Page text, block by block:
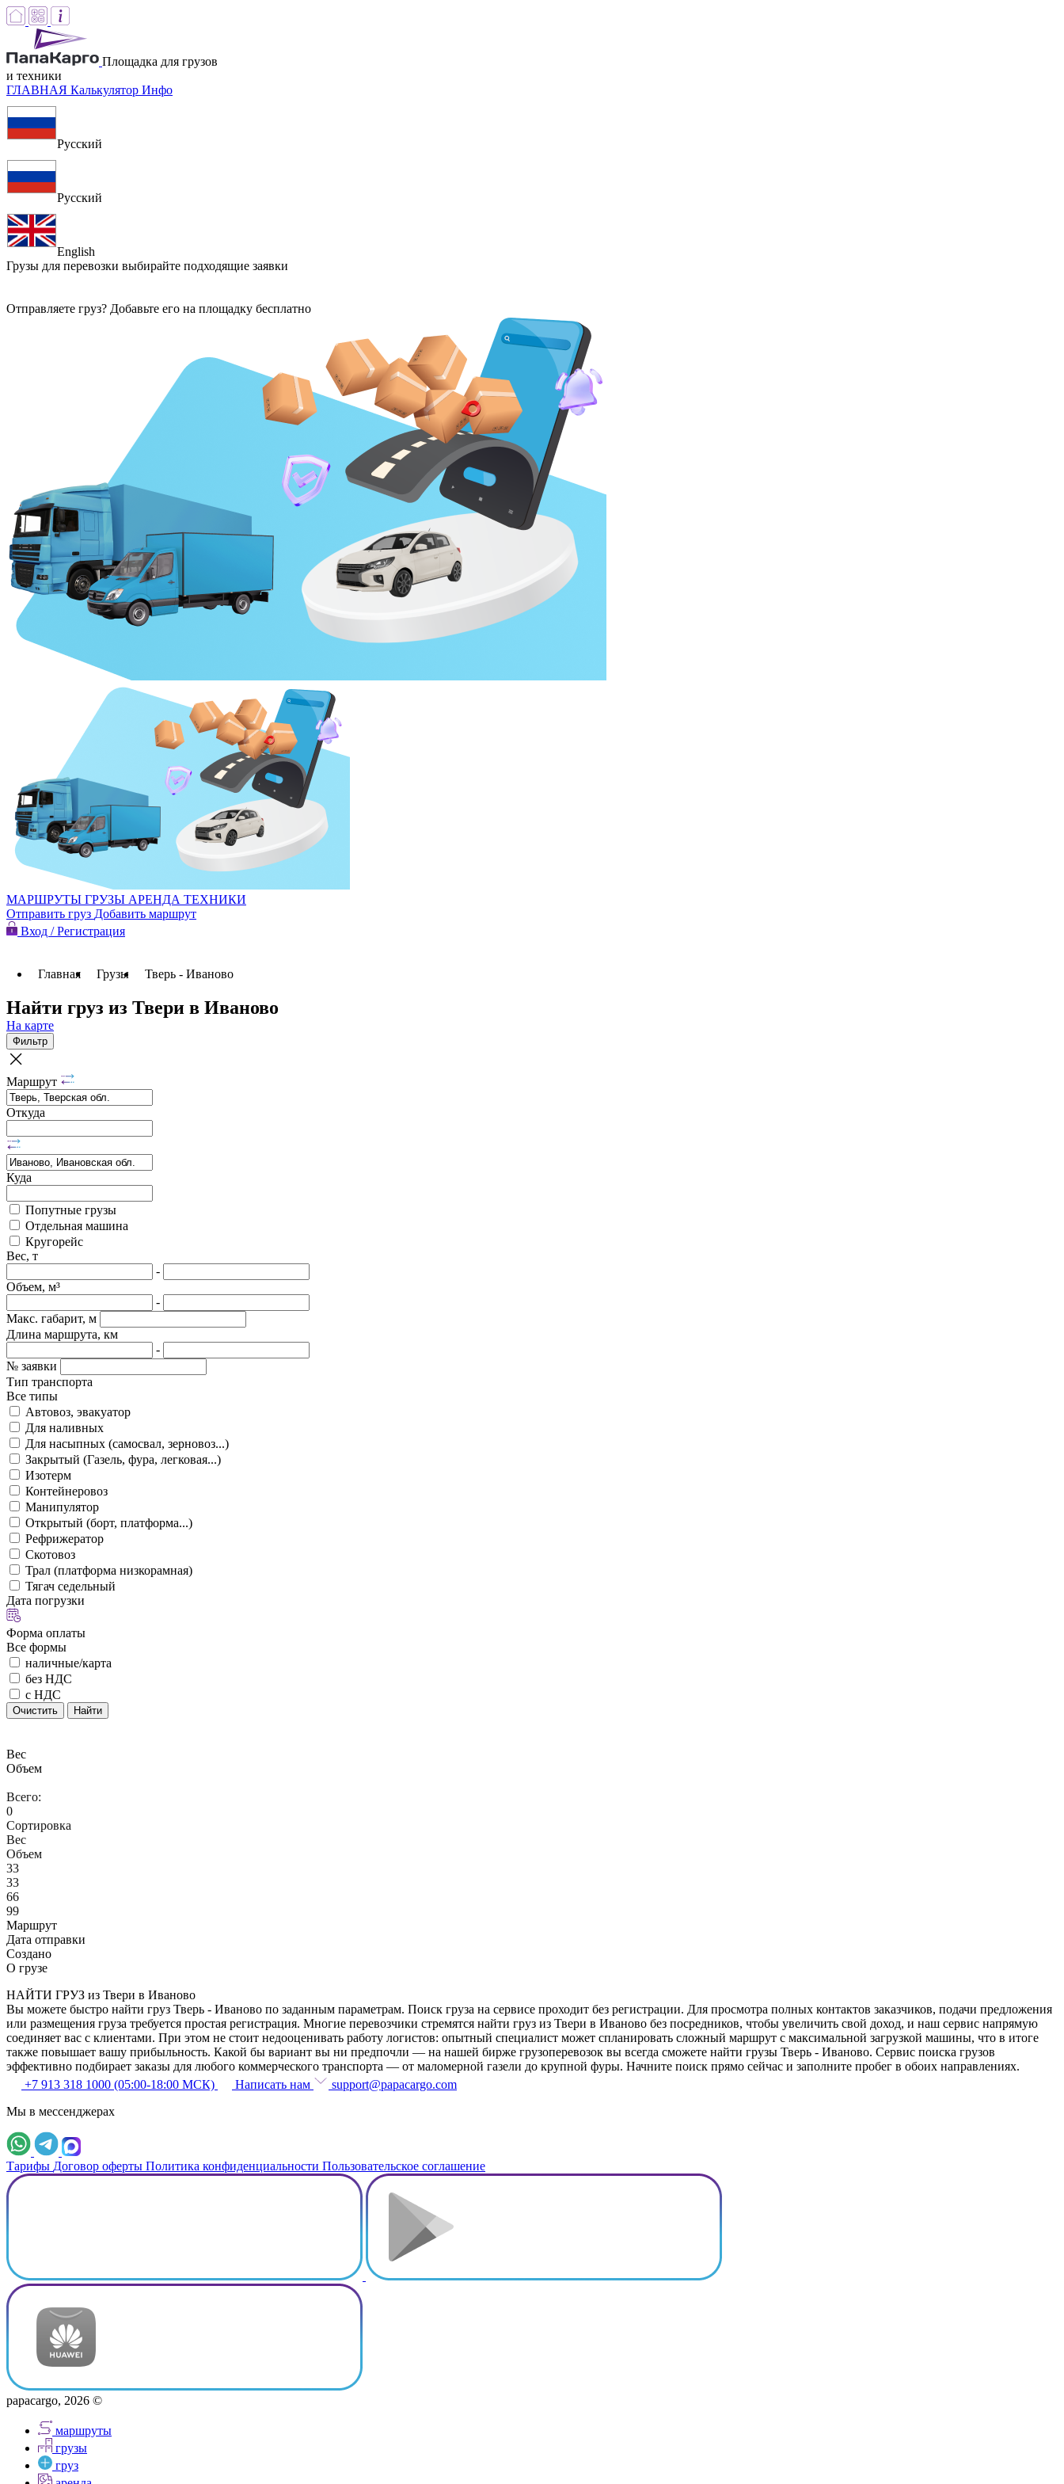
Площадка для грузов
и техники
ГЛАВНАЯ Калькулятор Инфо
Русский
Русский
English
Грузы для перевозки выбирайте подходящие заявки
Отправляете груз? Добавьте его на площадку бесплатно
МАРШРУТЫ ГРУЗЫ АРЕНДА ТЕХНИКИ
Отправить груз Добавить маршрут
Вход / Регистрация
Главная Грузы Тверь - Иваново
Найти груз из Твери в Иваново
На карте
Фильтр
Маршрут
Откуда
Куда
Попутные грузы
Отдельная машина
Кругорейс
Вес, т
-
Объем, м³
-
Макс. габарит, м
Длина маршрута, км
-
№ заявки
Тип транспорта
Все типы
Автовоз, эвакуатор
Для наливных
Для насыпных (самосвал, зерновоз...)
Закрытый (Газель, фура, легковая...)
Изотерм
Контейнеровоз
Манипулятор
Открытый (борт, платформа...)
Рефрижератор
Скотовоз
Трал (платформа низкорамная)
Тягач седельный
Дата погрузки
Форма оплаты
Все формы
наличные/карта
без НДС
с НДС
Очистить Найти
Вес
Объем
Всего:
0
Сортировка
Вес
Объем
33
33
66
99
Маршрут
Дата отправки
Создано
О грузе
НАЙТИ ГРУЗ из Твери в Иваново
Вы можете быстро найти груз Тверь - Иваново по заданным параметрам. Поиск груза на сервисе проходит без регистрации. Для просмотра полных контактов заказчиков, подачи предложения
или размещения груза требуется простая регистрация. Многие перевозчики стремятся найти груз из Твери в Иваново без посредников, чтобы увеличить свой доход, и наш сервис напрямую
соединяет вас с клиентами. При этом не стоит недооценивать работу логистов: опытный специалист может спланировать сложный маршрут с максимальной загрузкой машины, что в итоге
также повышает вашу прибыльность. Какой бы вариант вы ни предпочли — на нашей бирже грузоперевозок вы всегда сможете найти грузы Тверь - Иваново. Сервис поиска грузов
эффективно подбирает заказы для любого коммерческого транспорта — от маломерной газели до крупной фуры. Начните поиск прямо сейчас и заполните пробег в обоих направлениях.
+7 913 318 1000 (05:00-18:00 МСК)
Написать нам
support@papacargo.com
Мы в мессенджерах
Тарифы Договор оферты Политика конфиденциальности Пользовательское соглашение
papacargo, 2026 ©
маршруты
грузы
груз